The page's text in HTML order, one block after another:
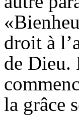
droit à
de Dieu.
la grâce